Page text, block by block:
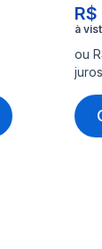
ou
juros